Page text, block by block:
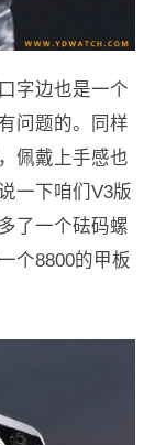
字边也是一个
问题的。同样
佩戴上手感也
一下咱们V3版
了一个砝码螺
个8800的甲板